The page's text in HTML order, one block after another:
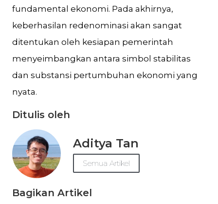
fundamental ekonomi. Pada akhirnya,
keberhasilan redenominasi akan sangat
ditentukan oleh kesiapan pemerintah
menyeimbangkan antara simbol stabilitas
dan substansi pertumbuhan ekonomi yang
nyata.
Ditulis oleh
Aditya Tan
Semua Artikel
Bagikan Artikel